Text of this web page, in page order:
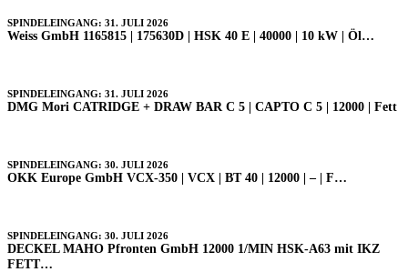
SPINDELEINGANG: 31. JULI 2026
Weiss GmbH 1165815 | 175630D | HSK 40 E | 40000 | 10 kW | Öl…
SPINDELEINGANG: 31. JULI 2026
DMG Mori CATRIDGE + DRAW BAR C 5 | CAPTO C 5 | 12000 | Fett
SPINDELEINGANG: 30. JULI 2026
OKK Europe GmbH VCX-350 | VCX | BT 40 | 12000 | – | F…
SPINDELEINGANG: 30. JULI 2026
DECKEL MAHO Pfronten GmbH 12000 1/MIN HSK-A63 mit IKZ
FETT…